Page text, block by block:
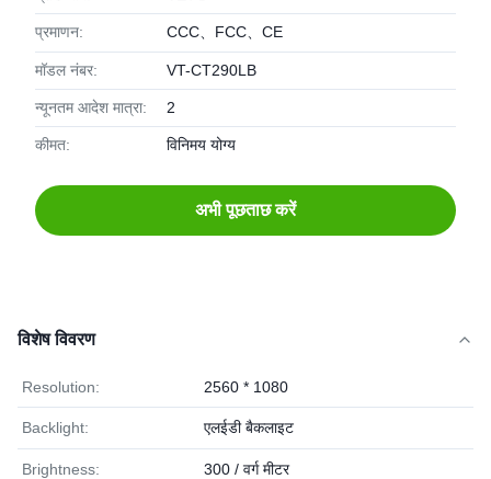
प्रमाणन: CCC、FCC、CE
मॉडल नंबर: VT-CT290LB
न्यूनतम आदेश मात्रा: 2
कीमत: विनिमय योग्य
अभी पूछताछ करें
विशेष विवरण
Resolution: 2560 * 1080
Backlight: एलईडी बैकलाइट
Brightness: 300 / वर्ग मीटर